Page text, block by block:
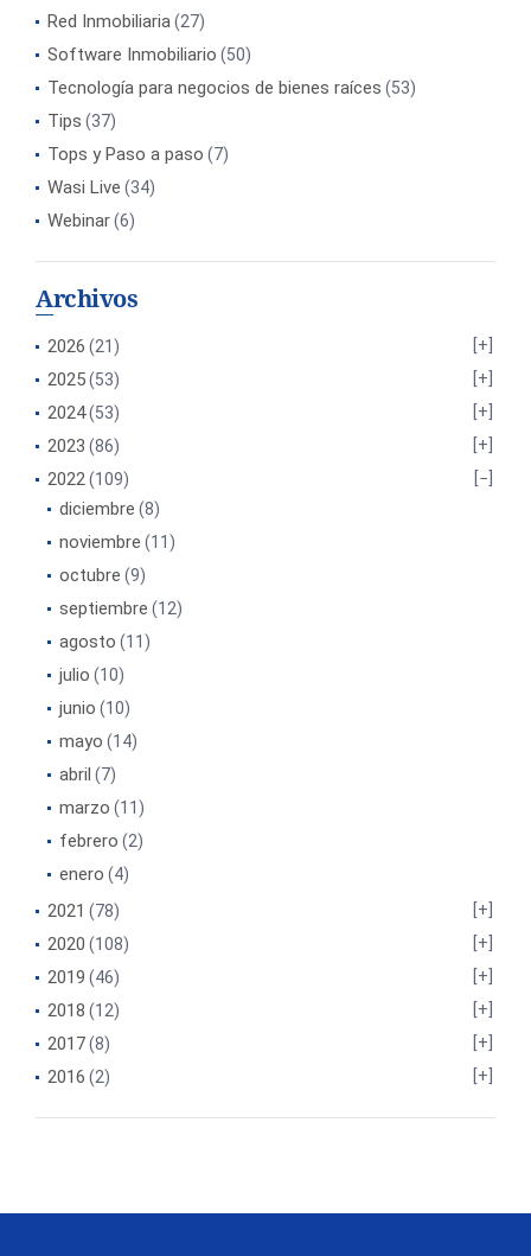
Red Inmobiliaria(27)
Software Inmobiliario (50)
Tecnología para negocios de bienes raíces (53)
Tips (37)
Tops y Paso a paso (7)
Wasi Live (34)
Webinar(6)
Archivos
2026 (21)
2025(53)
2024(53)
2023 (86)
2022(109)
diciembre (8)
noviembre (11)
octubre (9)
septiembre (12)
agosto (11)
julio (10)
junio (10)
mayo (14)
abril (7)
marzo (11)
febrero (2)
enero (4)
2021 (78)
2020 (108)
2019 (46)
2018 (12)
2017(8)
2016 (2)